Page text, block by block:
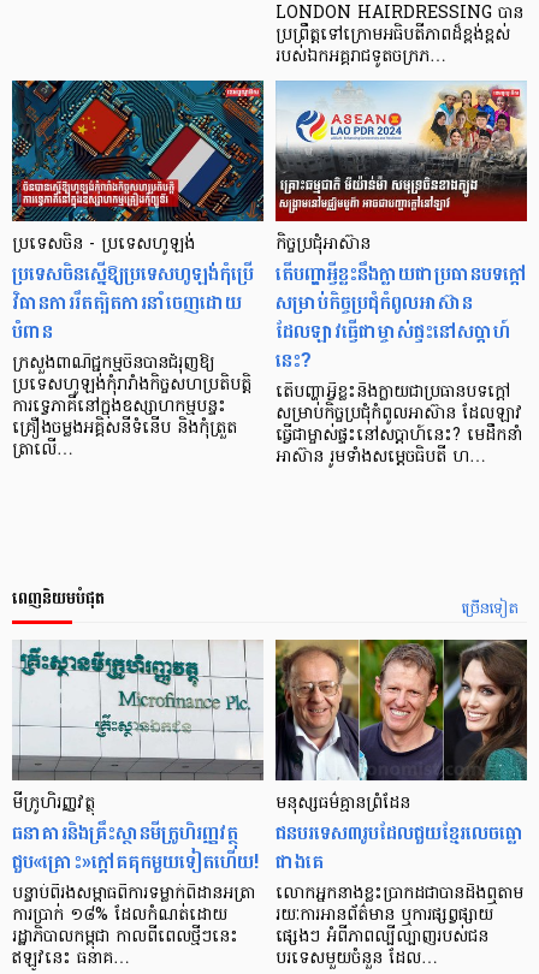
LONDON HAIRDRESSING បាន
ប្រព្រឹត្តទៅក្រោមអធិបតីភាពដ៏ខ្ពង់ខ្ពស់
របស់ឯកអគ្គរាជទូតចក្រភ…
ប្រទេសចិន - ប្រទេសហូឡង់
ប្រទេសចិនស្នើឱ្យប្រទេសហូឡង់កុំប្រើ
វិធានការរឹតត្បិតការនាំចេញដោយ
បំពាន
ក្រសួងពាណិជ្ជកម្មចិនបានជំរុញឱ្យ
ប្រទេសហូឡង់កុំរារាំងកិច្ចសហប្រតិបត្តិ
ការទ្វេភាគីនៅក្នុងឧស្សាហកម្មបន្ទះ
គ្រឿងចម្លងអគ្គិសនីទំនើប និងកុំត្រួត
ត្រាលើ…
កិច្ចប្រជុំអាស៊ាន
តើបញ្ហាអ្វីខ្លះនឹងក្លាយជាប្រធានបទក្តៅ
សម្រាប់កិច្ចប្រជុំកំពូលអាស៊ាន
ដែលឡាវធ្វើជាម្ចាស់ផ្ទះនៅសប្តាហ៍
នេះ?
តើបញ្ហាអ្វីខ្លះនឹងក្លាយជាប្រធានបទក្តៅ
សម្រាប់កិច្ចប្រជុំកំពូលអាស៊ាន ដែលឡាវ
ធ្វើជាម្ចាស់ផ្ទះនៅសប្តាហ៍នេះ? មេដឹកនាំ
អាស៊ាន រូមទាំងសម្តេចធិបតី ហ…
ច្រើនទៀត
ពេញនិយមបំផុត
មីក្រូ​ហិរញ្ញវត្ថុ
ធនាគារ​និង​គ្រឹះស្ថាន​មីក្រូ​ហិរញ្ញវត្ថុ​
ជួប«គ្រោះ»ក្តៅ​គគុក​មួយ​ទៀត​ហើយ!
បន្ទាប់​ពី​រង​សម្ពាធ​​ពី​ការ​ទម្លាក់​ពិដាន​អត្រា​
ការ​ប្រាក់ ១៨​% ដែល​កំណត់​ដោយ​
រដ្ឋាភិបាល​កម្ពុជា កាល​ពី​ពេល​ថ្មីៗ​នេះ
ឥឡូវ​នេះ ធនាគ…
មនុស្ស​ធម៌​គ្មាន​ព្រំដែន
ជន​បរទេស​៣​រូប​ដែល​ជួយ​ខ្មែរ​លេច​ធ្លោ​
ជាង​គេ
លោកអ្នក​នាង​ខ្លះ​ប្រាកដ​ជា​បាន​​ដឹង​ឮ​តាម​
រយៈ​ការ​អាន​ព័ត៌មាន ឬ​ការ​ផ្សព្វផ្សាយ​
ផ្សេងៗ អំពី​ភាព​ល្បីល្បាញ​របស់​ជន​
បរទេស​មួយ​ចំនួន ដែល…